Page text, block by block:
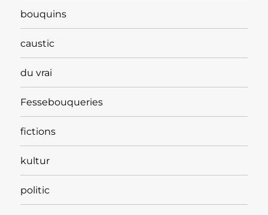
bouquins
caustic
du vrai
Fessebouqueries
fictions
kultur
politic